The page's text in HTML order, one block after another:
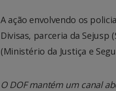
A ação envolvendo os
Divisas, parceria da Sejusp
(Ministério da Justiça e
O DOF mantém um canal